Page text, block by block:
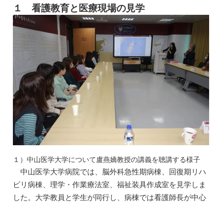
１看護教育と医療現場の見学
１）中山医学大学について盧燕嬌教授の講義を聴講する様子
中山医学大学病院では、脳外科急性期病棟、回復期リハ
ビリ病棟、理学・作業療法室、福祉装具作成室を見学しま
した。大学教員と学生が同行し、病棟では看護師長が中心